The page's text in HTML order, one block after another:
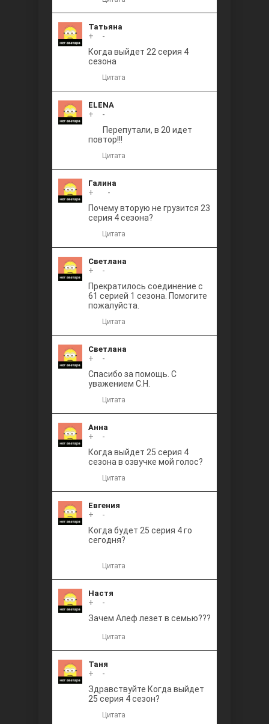
Татьяна
+
-
Когда выйдет 22 серия 4
сезона
Цитата
ELENA
+
-
Перепутали, в 20 идет
повтор!!!
Цитата
Галина
+
-
Почему вторую не грузится 23
серия 4 сезона?
Цитата
Светлана
+
-
Прекратилось соединение с
61 серией 1 сезона. Помогите
пожалуйста.
Цитата
Светлана
+
-
Спасибо за помощь. С
уважением С.Н.
Цитата
Анна
+
-
Когда выйдет 25 серия 4
сезона в озвучке мой голос?
Цитата
Евгения
+
-
Когда будет 25 серия 4 го
сегодня?
Цитата
Настя
+
-
Зачем Алеф лезет в семью???
Цитата
Таня
+
-
Здравствуйте Когда выйдет
25 серия 4 сезон?
Цитата